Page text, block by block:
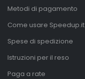
Metodi di pagamento
Come usare Speedup.it
Spese di spedizione
Istruzioni per il reso
Paga a rate